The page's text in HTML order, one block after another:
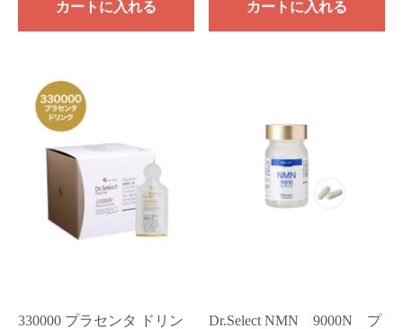
カートに入れる カートに入れる
330000 プラセンタ ドリン
Dr.Select NMN 9000N プ